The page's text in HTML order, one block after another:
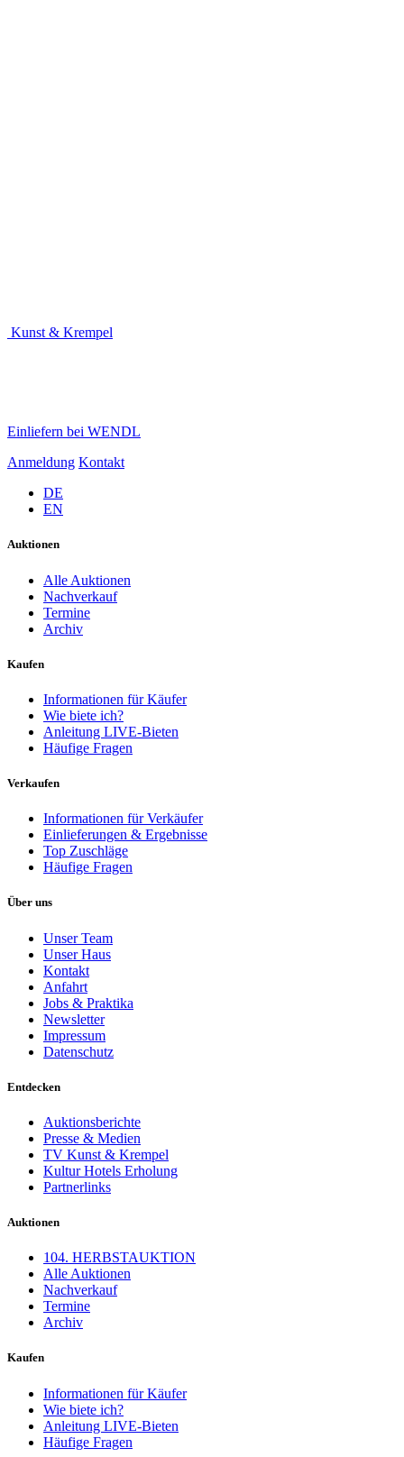
Kunst & Krempel
Einliefern bei WENDL
Anmeldung Kontakt
DE
EN
Auktionen
Alle Auktionen
Nachverkauf
Termine
Archiv
Kaufen
Informationen für Käufer
Wie biete ich?
Anleitung LIVE-Bieten
Häufige Fragen
Verkaufen
Informationen für Verkäufer
Einlieferungen & Ergebnisse
Top Zuschläge
Häufige Fragen
Über uns
Unser Team
Unser Haus
Kontakt
Anfahrt
Jobs & Praktika
Newsletter
Impressum
Datenschutz
Entdecken
Auktionsberichte
Presse & Medien
TV Kunst & Krempel
Kultur Hotels Erholung
Partnerlinks
Auktionen
104. HERBSTAUKTION
Alle Auktionen
Nachverkauf
Termine
Archiv
Kaufen
Informationen für Käufer
Wie biete ich?
Anleitung LIVE-Bieten
Häufige Fragen